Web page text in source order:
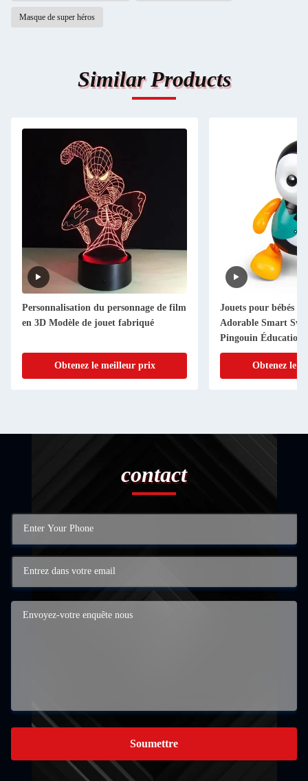
Masque de super héros
Similar Products
Personnalisation du personnage de film
en 3D Modèle de jouet fabriqué
Obtenez le meilleur prix
Jouets pour bébés
Adorable Smart
Pingouin Éducation
LED
Obtenez le
contact
Soumettre